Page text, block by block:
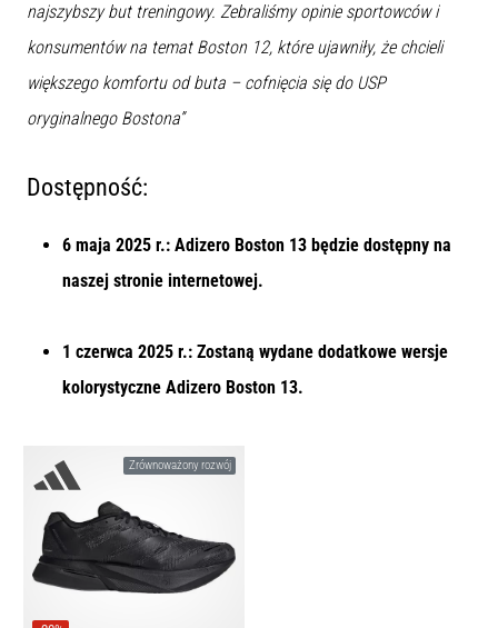
najszybszy but treningowy. Zebraliśmy opinie sportowców i
konsumentów na temat Boston 12, które ujawniły, że chcieli
większego komfortu od buta – cofnięcia się do USP
oryginalnego Bostona”
Dostępność:
6 maja 2025 r.: Adizero Boston 13 będzie dostępny na
naszej stronie internetowej.
1 czerwca 2025 r.: Zostaną wydane dodatkowe wersje
kolorystyczne Adizero Boston 13.
Zrównoważony rozwój